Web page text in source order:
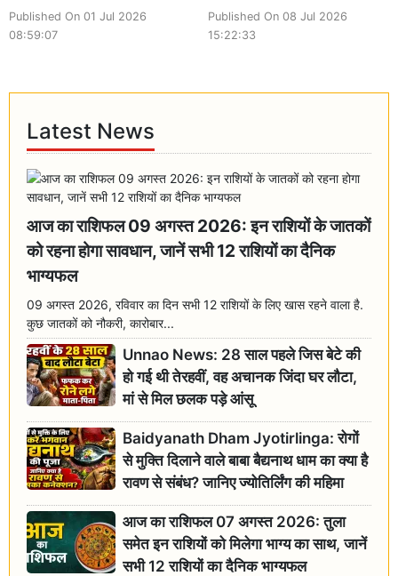
Published On 01 Jul 2026
08:59:07
Published On 08 Jul 2026
15:22:33
Latest News
आज का राशिफल 09 अगस्त 2026: इन राशियों के जातकों
को रहना होगा सावधान, जानें सभी 12 राशियों का दैनिक
भाग्यफल
09 अगस्त 2026, रविवार का दिन सभी 12 राशियों के लिए खास रहने वाला है.
कुछ जातकों को नौकरी, कारोबार...
Unnao News: 28 साल पहले जिस बेटे की
हो गई थी तेरहवीं, वह अचानक जिंदा घर लौटा,
मां से मिल छलक पड़े आंसू
Baidyanath Dham Jyotirlinga: रोगों
से मुक्ति दिलाने वाले बाबा बैद्यनाथ धाम का क्या है
रावण से संबंध? जानिए ज्योतिर्लिंग की महिमा
आज का राशिफल 07 अगस्त 2026: तुला
समेत इन राशियों को मिलेगा भाग्य का साथ, जानें
सभी 12 राशियों का दैनिक भाग्यफल